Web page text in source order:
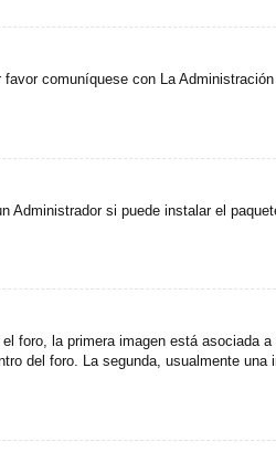
comuníquese con La Administración
Administrador si puede instalar el
foro, la primera imagen está asociada
del foro. La segunda, usualmente una